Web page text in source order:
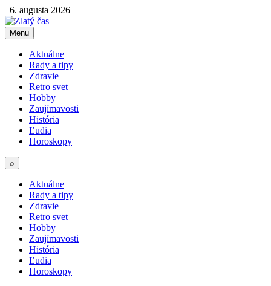
6. augusta 2026
Menu
Aktuálne
Rady a tipy
Zdravie
Retro svet
Hobby
Zaujímavosti
História
Ľudia
Horoskopy
⌕
Aktuálne
Rady a tipy
Zdravie
Retro svet
Hobby
Zaujímavosti
História
Ľudia
Horoskopy